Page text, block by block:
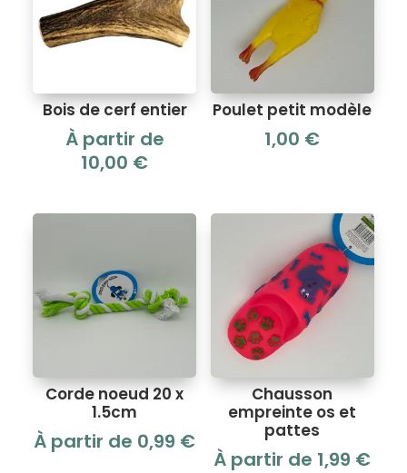
Bois de cerf entier
À partir de
10,00 €
Poulet petit modèle
1,00 €
Corde noeud 20 x
1.5cm
À partir de 0,99 €
Chausson
empreinte os et
pattes
À partir de 1,99 €